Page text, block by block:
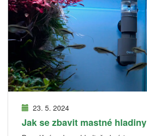
23. 5. 2024
Jak se zbavit mastné hladiny